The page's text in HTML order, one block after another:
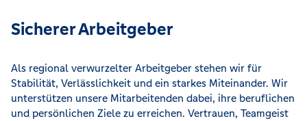
Sicherer Arbeitgeber
Als regional verwurzelter Arbeitgeber stehen wir für
Stabilität, Verlässlichkeit und ein starkes Miteinander. Wir
unterstützen unsere Mitarbeitenden dabei, ihre beruflichen
und persönlichen Ziele zu erreichen. Vertrauen, Teamgeist